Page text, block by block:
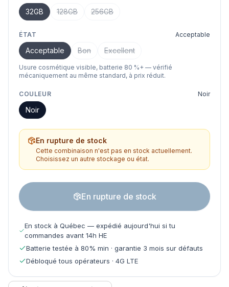
32GB 128GB 256GB
ÉTAT Acceptable
Acceptable Bon Excellent
Usure cosmétique visible, batterie 80 %+ — vérifié
mécaniquement au même standard, à prix réduit.
COULEUR Noir
Noir
En rupture de stock
Cette combinaison n'est pas en stock actuellement.
Choisissez un autre stockage ou état.
En rupture de stock
En stock à Québec — expédié aujourd'hui si tu
commandes avant 14h HE
Batterie testée à 80% min · garantie 3 mois sur défauts
Débloqué tous opérateurs · 4G LTE